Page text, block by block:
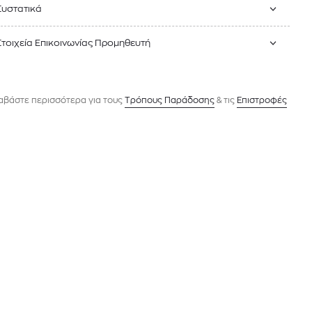
Επικοινωνίας Προμηθευτή
περισσότερα για τους Tρόπους Παράδοσης & τις Επιστροφές